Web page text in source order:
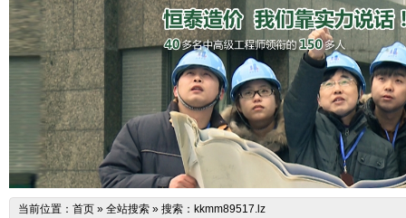
当前位置： 首页 » 全站搜索 » 搜索：kkmm89517.lz